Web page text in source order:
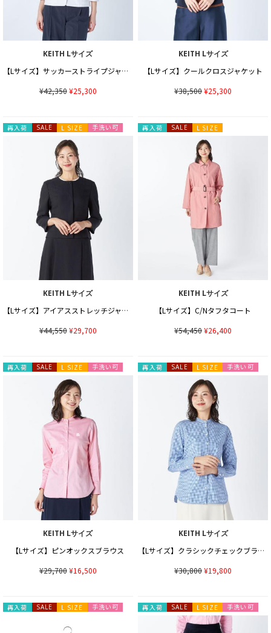
KEITH Lサイズ
【Lサイズ】サッカーストライプジャケット
¥42,350¥25,300
KEITH Lサイズ
【Lサイズ】クールクロスジャケット
¥38,500¥25,300
再入荷 SALE L SIZE 手洗い可
KEITH Lサイズ
【Lサイズ】アイアスストレッチジャケット
¥44,550¥29,700
再入荷 SALE L SIZE
KEITH Lサイズ
【Lサイズ】C/Nタフタコート
¥54,450¥26,400
再入荷 SALE L SIZE 手洗い可
KEITH Lサイズ
【Lサイズ】ピンオックスブラウス
¥29,700¥16,500
再入荷 SALE L SIZE 手洗い可
KEITH Lサイズ
【Lサイズ】クラシックチェックブラウス
¥30,800¥19,800
再入荷 SALE L SIZE 手洗い可 再入荷 SALE L SIZE 手洗い可